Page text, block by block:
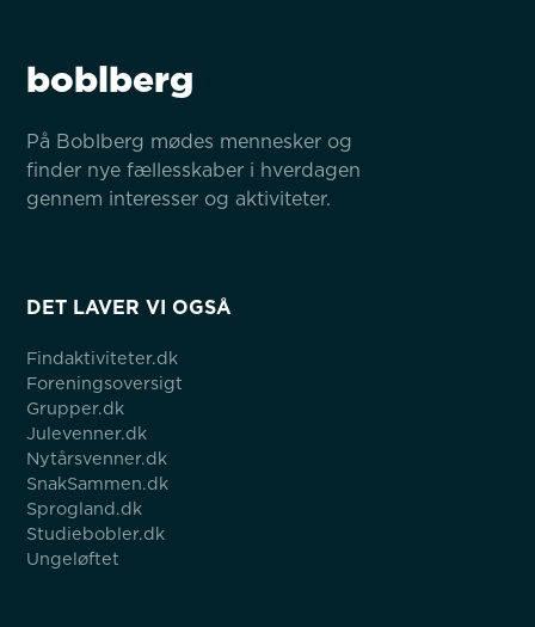
boblberg
På Boblberg mødes mennesker og
finder nye fællesskaber i hverdagen
gennem interesser og aktiviteter.
DET LAVER VI OGSÅ
Findaktiviteter.dk
Foreningsoversigt
Grupper.dk
Julevenner.dk
Nytårsvenner.dk
SnakSammen.dk
Sprogland.dk
Studiebobler.dk
Ungeløftet